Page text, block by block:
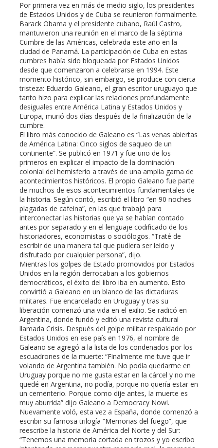
Por primera vez en más de medio siglo, los presidentes
de Estados Unidos y de Cuba se reunieron formalmente.
Barack Obama y el presidente cubano, Raúl Castro,
mantuvieron una reunión en el marco de la séptima
Cumbre de las Américas, celebrada este año en la
ciudad de Panamá. La participación de Cuba en estas
cumbres había sido bloqueada por Estados Unidos
desde que comenzaron a celebrarse en 1994. Este
momento histórico, sin embargo, se produce con cierta
tristeza: Eduardo Galeano, el gran escritor uruguayo que
tanto hizo para explicar las relaciones profundamente
desiguales entre América Latina y Estados Unidos y
Europa, murió dos días después de la finalización de la
cumbre.
El libro más conocido de Galeano es “Las venas abiertas
de América Latina: Cinco siglos de saqueo de un
continente”. Se publicó en 1971 y fue uno de los
primeros en explicar el impacto de la dominación
colonial del hemisferio a través de una amplia gama de
acontecimientos históricos. El propio Galeano fue parte
de muchos de esos acontecimientos fundamentales de
la historia. Según contó, escribió el libro “en 90 noches
plagadas de cafeína”, en las que trabajó para
interconectar las historias que ya se habían contado
antes por separado y en el lenguaje codificado de los
historiadores, economistas o sociólogos. “Traté de
escribir de una manera tal que pudiera ser leído y
disfrutado por cualquier persona”, dijo.
Mientras los golpes de Estado promovidos por Estados
Unidos en la región derrocaban a los gobiernos
democráticos, el éxito del libro iba en aumento. Esto
convirtió a Galeano en un blanco de las dictaduras
militares. Fue encarcelado en Uruguay y tras su
liberación comenzó una vida en el exilio. Se radicó en
Argentina, donde fundó y editó una revista cultural
llamada Crisis. Después del golpe militar respaldado por
Estados Unidos en ese país en 1976, el nombre de
Galeano se agregó a la lista de los condenados por los
escuadrones de la muerte: “Finalmente me tuve que ir
volando de Argentina también. No podía quedarme en
Uruguay porque no me gusta estar en la cárcel y no me
quedé en Argentina, no podía, porque no quería estar en
un cementerio. Porque como dije antes, la muerte es
muy aburrida” dijo Galeano a Democracy Now!.
Nuevamente voló, esta vez a España, donde comenzó a
escribir su famosa trilogía “Memorias del fuego”, que
reescribe la historia de América del Norte y del Sur:
“Tenemos una memoria cortada en trozos y yo escribo